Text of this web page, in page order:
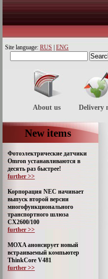
Site language: RUS ENG
About us Delivery
New items
Фотоэлектрические датчики
Omron устанавливаются в
десять раз быстрее!
further >>
Корпорация NEC начинает
выпуск второй версии
многофункционального
транспортного шлюза
CX2600/100
further >>
MOXA анонсирует новый
встраиваемый компьютер
ThinkCore V481
further >>